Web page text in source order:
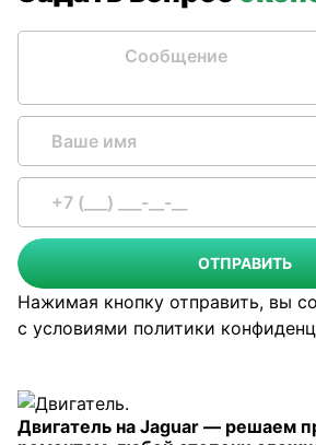
ОТПРАВИТЬ
Нажимая кнопку отправить, вы
с условиями политики
Двигатель на Jaguar — решаем проблемы с